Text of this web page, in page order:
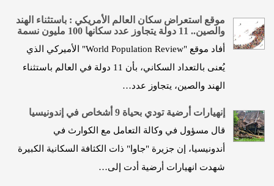
موقع استعراض سكان العالم الأمريكي : باستثناء الهند
والصين.. 11 دولة يتجاوز عدد سكانها 100 مليون نسمة
أفاد موقع "World Population Review" الأميركي الذي
يُعنى بالتعداد السكاني، بأن 11 دولة في العالم باستثناء
الهند والصين، يتجاوز عدد…
إنهيارات أرضية تودي بحياة 9 أشخاص في إندونيسيا
قال مسؤول في وكالة التعامل مع الكوارث في
أندونيسيا، إن جزيرة "جاوا" ذات الكثافة السكانية الكبيرة
شهدت انهيارات أرضية أدت إلى…